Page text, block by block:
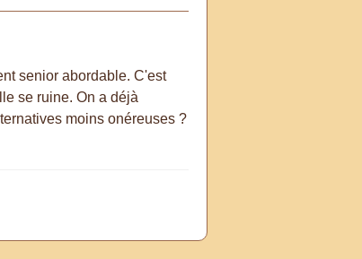
senior abordable. C'est
se ruine. On a déjà
moins onéreuses ?